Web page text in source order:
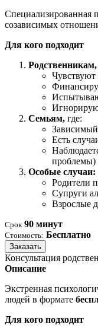
Специализированная
созависимых
Для кого подходит
Родственникам,
Чувствуют
Семьям, где:
Есть
проблемы)
Особые случаи:
Родители
Супруги
Взрослые
Срок 90 минут
Стоимость: Бесплатно
Заказать
Консультация
Описание
Экстренная
людей в формате
Для кого подходит